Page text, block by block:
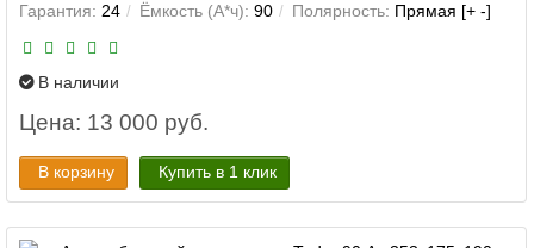
Гарантия: 24 Ёмкость (А*ч): 90 Полярность: Прямая [+ -]
В наличии
Цена: 13 000 руб.
В корзину Купить в 1 клик